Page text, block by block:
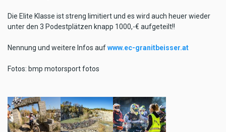
Die Elite Klasse ist streng limitiert und es wird auch heuer wieder
unter den 3 Podestplätzen knapp 1000,-€ aufgeteilt!!
Nennung und weitere Infos aufwww.ec-granitbeisser.at
Fotos: bmp motorsport fotos